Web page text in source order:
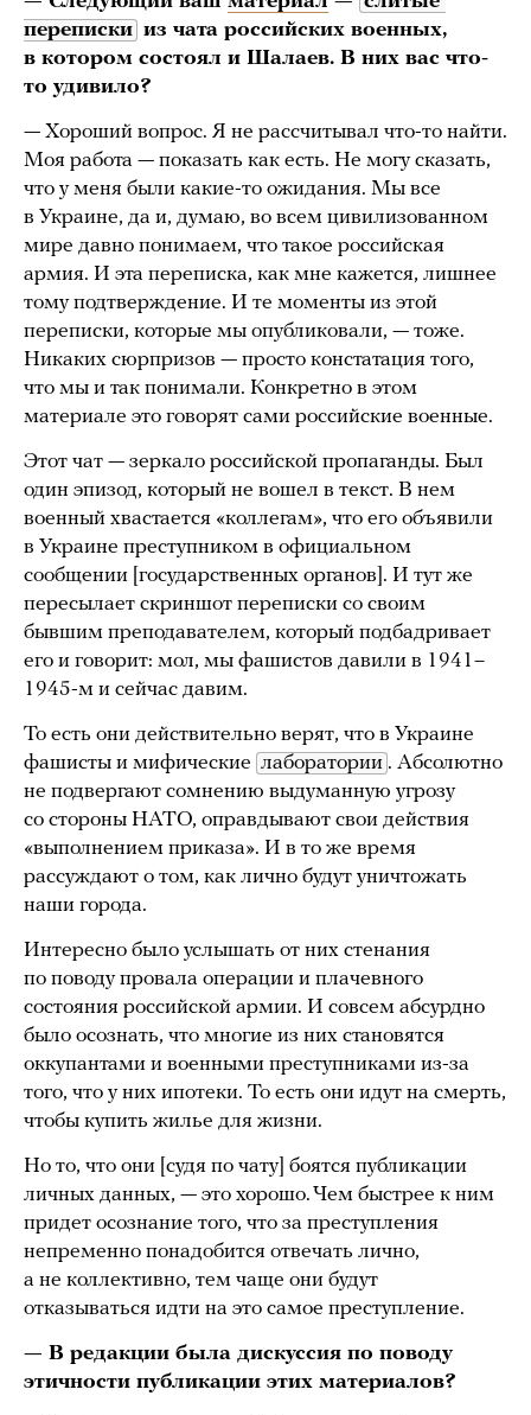
переписки из чата российских военных,
в котором состоял и Шалаев. В них вас что-
то удивило?
— Хороший вопрос. Я не рассчитывал что-то найти.
Моя работа — показать как есть. Не могу сказать,
что у меня были какие-то ожидания. Мы все
в Украине, да и, думаю, во всем цивилизованном
мире давно понимаем, что такое российская
армия. И эта переписка, как мне кажется, лишнее
тому подтверждение. И те моменты из этой
переписки, которые мы опубликовали, — тоже.
Никаких сюрпризов — просто констатация того,
что мы и так понимали. Конкретно в этом
материале это говорят сами российские военные.
Этот чат — зеркало российской пропаганды. Был
один эпизод, который не вошел в текст. В нем
военный хвастается «коллегам», что его объявили
в Украине преступником в официальном
сообщении [государственных органов]. И тут же
пересылает скриншот переписки со своим
бывшим преподавателем, который подбадривает
его и говорит: мол, мы фашистов давили в 1941–
1945-м и сейчас давим.
То есть они действительно верят, что в Украине
фашисты и мифические лаборатории . Абсолютно
не подвергают сомнению выдуманную угрозу
со стороны НАТО, оправдывают свои действия
«выполнением приказа». И в то же время
рассуждают о том, как лично будут уничтожать
наши города.
Интересно было услышать от них стенания
по поводу провала операции и плачевного
состояния российской армии. И совсем абсурдно
было осознать, что многие из них становятся
оккупантами и военными преступниками из-за
того, что у них ипотеки. То есть они идут на смерть,
чтобы купить жилье для жизни.
Но то, что они [судя по чату] боятся публикации
личных данных, — это хорошо. Чем быстрее к ним
придет осознание того, что за преступления
непременно понадобится отвечать лично,
а не коллективно, тем чаще они будут
отказываться идти на это самое преступление.
— В редакции была дискуссия по поводу
этичности публикации этих материалов?